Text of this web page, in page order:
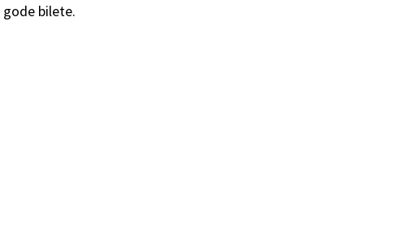
gode bilete.